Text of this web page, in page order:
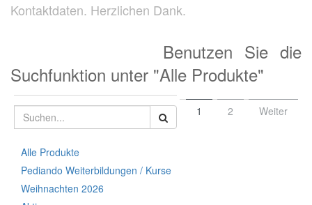
Kontaktdaten. Herzlichen Dank.
Benutzen Sie die
Suchfunktion unter "Alle Produkte"
1 2 Weiter
Alle Produkte
Pediando Weiterbildungen / Kurse
Weihnachten 2026